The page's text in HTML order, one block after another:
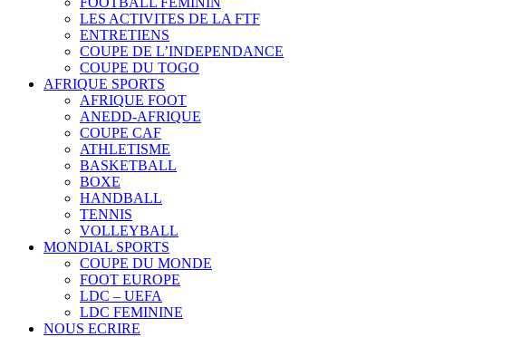
LES ACTIVITES DE LA FTF
ENTRETIENS
COUPE DE L’INDEPENDANCE
COUPE DU TOGO
AFRIQUE SPORTS
AFRIQUE FOOT
ANEDD-AFRIQUE
COUPE CAF
ATHLETISME
BASKETBALL
BOXE
HANDBALL
TENNIS
VOLLEYBALL
MONDIAL SPORTS
COUPE DU MONDE
FOOT EUROPE
LDC – UEFA
LDC FEMININE
NOUS ECRIRE